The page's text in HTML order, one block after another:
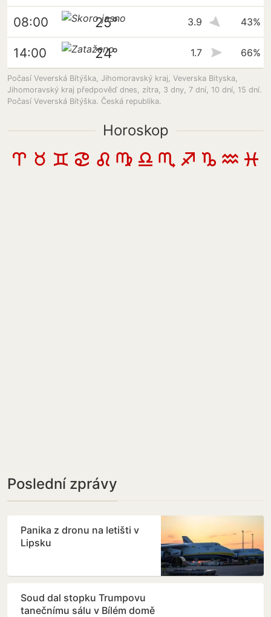
08:00 25° 3.9 43%
14:00 24° 1.7 66%
Počasí Veverská Bítýška, Jihomoravský kraj, Veverska Bityska,
Jihomoravský kraj předpověď dnes, zítra, 3 dny, 7 dní, 10 dní, 15 dní.
Počasí Veverská Bítýška. Česká republika.
Horoskop
Poslední zprávy
Panika z dronu na letišti v
Lipsku
Soud dal stopku Trumpovu
tanečnímu sálu v Bílém domě